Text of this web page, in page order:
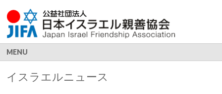
MENU
イスラエルニュース